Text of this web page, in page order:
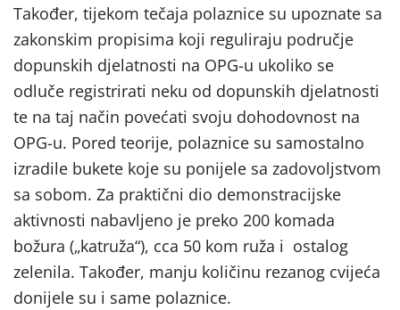
Također, tijekom tečaja polaznice su upoznate sa
zakonskim propisima koji reguliraju područje
dopunskih djelatnosti na OPG-u ukoliko se
odluče registrirati neku od dopunskih djelatnosti
te na taj način povećati svoju dohodovnost na
OPG-u. Pored teorije, polaznice su samostalno
izradile bukete koje su ponijele sa zadovoljstvom
sa sobom. Za praktični dio demonstracijske
aktivnosti nabavljeno je preko 200 komada
božura („katruža“), cca 50 kom ruža i ostalog
zelenila. Također, manju količinu rezanog cvijeća
donijele su i same polaznice.